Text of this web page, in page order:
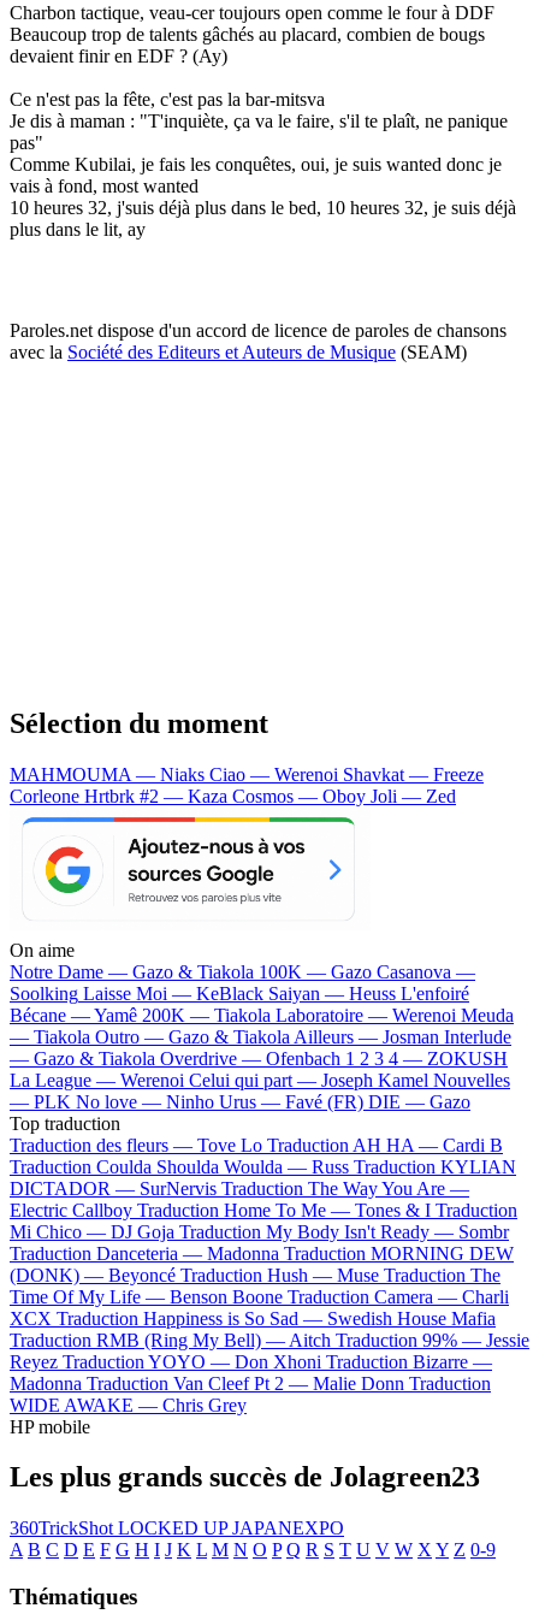
Charbon tactique, veau-cer toujours open comme le four à DDF
Beaucoup trop de talents gâchés au placard, combien de bougs
devaient finir en EDF ? (Ay)
Ce n'est pas la fête, c'est pas la bar-mitsva
Je dis à maman : "T'inquiète, ça va le faire, s'il te plaît, ne panique
pas"
Comme Kubilai, je fais les conquêtes, oui, je suis wanted donc je
vais à fond, most wanted
10 heures 32, j'suis déjà plus dans le bed, 10 heures 32, je suis déjà
plus dans le lit, ay
Paroles.net dispose d'un accord de licence de paroles de chansons
avec la Société des Editeurs et Auteurs de Musique (SEAM)
Sélection du moment
MAHMOUMA — Niaks Ciao — Werenoi Shavkat — Freeze
Corleone Hrtbrk #2 — Kaza Cosmos — Oboy Joli — Zed
On aime
Notre Dame — Gazo & Tiakola 100K — Gazo Casanova —
Soolking Laisse Moi — KeBlack Saiyan — Heuss L'enfoiré
Bécane —Yamê 200K — Tiakola Laboratoire — Werenoi Meuda
— Tiakola Outro — Gazo & Tiakola Ailleurs — Josman Interlude
— Gazo & Tiakola Overdrive — Ofenbach 1 2 3 4 — ZOKUSH
La League — Werenoi Celui qui part — Joseph Kamel Nouvelles
— PLK No love — Ninho Urus — Favé (FR) DIE — Gazo
Top traduction
Traduction des fleurs — Tove Lo Traduction AH HA — Cardi B
Traduction Coulda Shoulda Woulda — Russ Traduction KYLIAN
DICTADOR — SurNervis Traduction The Way You Are —
Electric Callboy Traduction Home To Me — Tones & I Traduction
Mi Chico — DJ Goja Traduction My Body Isn't Ready — Sombr
Traduction Danceteria — Madonna Traduction MORNING DEW
(DONK) — Beyoncé Traduction Hush — Muse Traduction The
Time Of My Life — Benson Boone Traduction Camera — Charli
XCX Traduction Happiness is So Sad — Swedish House Mafia
Traduction RMB (Ring My Bell) — Aitch Traduction 99% — Jessie
Reyez Traduction YOYO — Don Xhoni Traduction Bizarre —
Madonna Traduction Van Cleef Pt 2 — Malie Donn Traduction
WIDE AWAKE — Chris Grey
HP mobile
Les plus grands succès de Jolagreen23
360TrickShot LOCKED UPJAPANEXPO
A B C D E F G H I J K L M N O P Q R S T U V W X Y Z 0-9
Thématiques